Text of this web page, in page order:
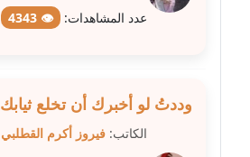
عاملة
مدونة فيروز القطلبي
عاملة
عدد المشاهدات: 👁 4343
وددتُ لو أخبرك أن تخلع ثيابك
الكاتب: فيروز أكرم القطلبي